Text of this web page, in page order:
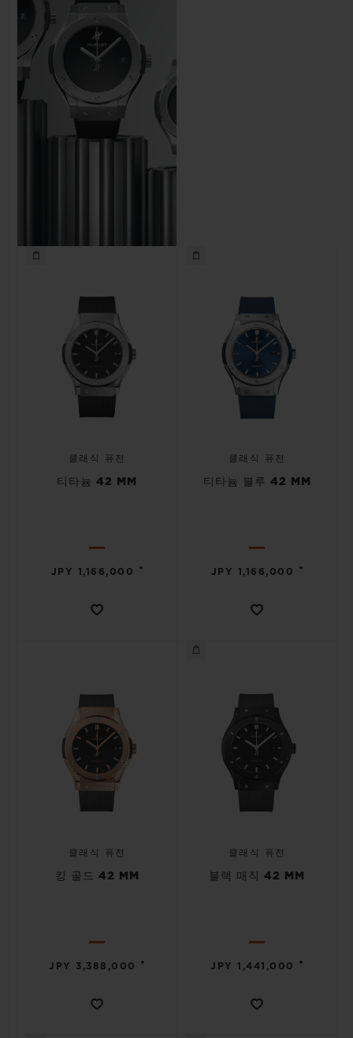
클래식 퓨전
티타늄 42 MM
JPY 1,166,000 •
클래식 퓨전
티타늄 블루 42 MM
JPY 1,166,000 •
클래식 퓨전
킹 골드 42 MM
JPY 3,388,000 •
클래식 퓨전
블랙 매직 42 MM
JPY 1,441,000 •